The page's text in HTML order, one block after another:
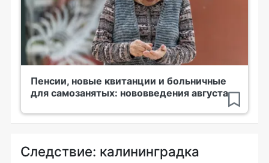
Пенсии, новые квитанции и больничные
для самозанятых: нововведения августа
Следствие: калининградка